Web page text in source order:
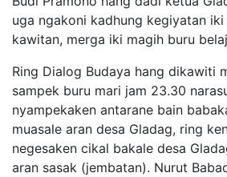
uga ngakoni kadhung kegiyatan
kawitan, merga iki magih buru
Ring Dialog Budaya hang dikawiti
sampek buru mari jam 23.30
nyampekaken antarane bain
muasale aran desa Gladag, ring
negesaken cikal bakale desa
aran sasak (jembatan). Nurut